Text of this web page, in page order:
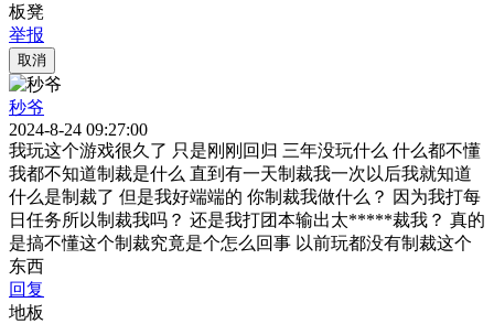
板凳
举报
取消
秒爷
2024-8-24 09:27:00
我玩这个游戏很久了 只是刚刚回归 三年没玩什么 什么都不懂
我都不知道制裁是什么 直到有一天制裁我一次以后我就知道
什么是制裁了 但是我好端端的 你制裁我做什么？ 因为我打每
日任务所以制裁我吗？ 还是我打团本输出太*****裁我？ 真的
是搞不懂这个制裁究竟是个怎么回事 以前玩都没有制裁这个
东西
回复
地板